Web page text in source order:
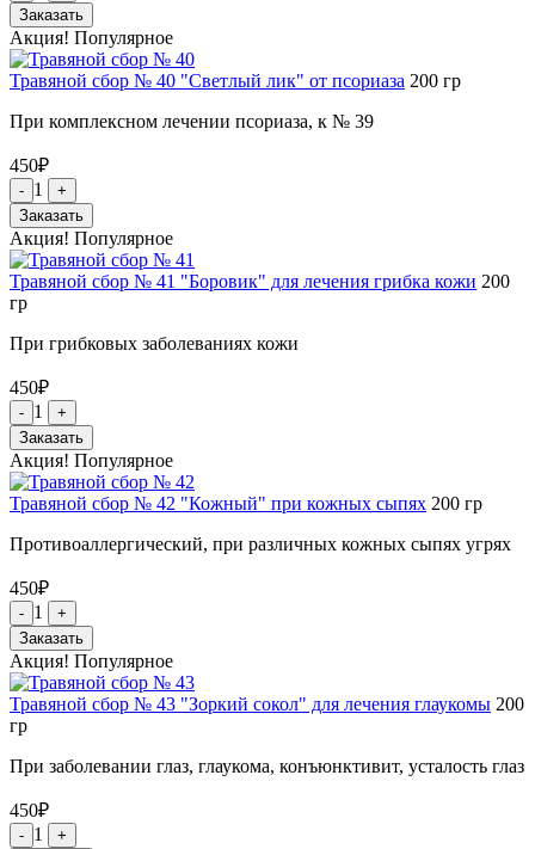
Заказать
Акция! Популярное
Травяной сбор № 40 "Светлый лик" от псориаза 200 гр
При комплексном лечении псориаза, к № 39
450₽
- 1
+
Заказать
Акция! Популярное
Травяной сбор № 41 "Боровик" для лечения грибка кожи 200
гр
При грибковых заболеваниях кожи
450₽
- 1
+
Заказать
Акция! Популярное
Травяной сбор № 42 "Кожный" при кожных сыпях 200 гр
Противоаллергический, при различных кожных сыпях угрях
450₽
- 1
+
Заказать
Акция! Популярное
Травяной сбор № 43 "Зоркий сокол" для лечения глаукомы 200
гр
При заболевании глаз, глаукома, конъюнктивит, усталость глаз
450₽
- 1
+